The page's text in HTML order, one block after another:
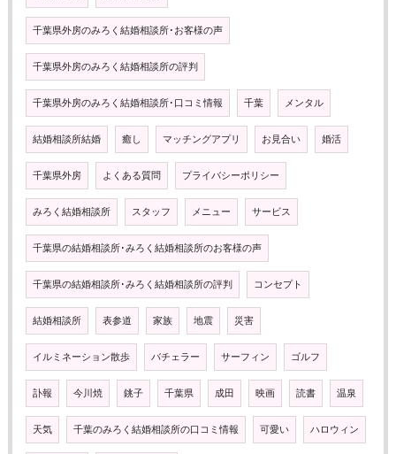
千葉県外房のみろく結婚相談所･お客様の声
千葉県外房のみろく結婚相談所の評判
千葉県外房のみろく結婚相談所･口コミ情報 千葉 メンタル
結婚相談所結婚 癒し マッチングアプリ お見合い 婚活
千葉県外房 よくある質問 プライバシーポリシー
みろく結婚相談所 スタッフ メニュー サービス
千葉県の結婚相談所･みろく結婚相談所のお客様の声
千葉県の結婚相談所･みろく結婚相談所の評判 コンセプト
結婚相談所 表参道 家族 地震 災害
イルミネーション散歩 バチェラー サーフィン ゴルフ
訃報 今川焼 銚子 千葉県 成田 映画 読書 温泉
天気 千葉のみろく結婚相談所の口コミ情報 可愛い ハロウィン